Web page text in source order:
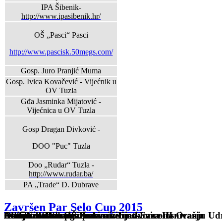
IPA Šibenik-
http://www.ipasibenik.hr/
OŠ „Pasci“ Pasci
http://www.pascisk.50megs.com/
Gosp. Juro Pranjić Muma
Gosp. Ivica Kovačević - Vijećnik u
OV Tuzla
Gđa Jasminka Mijatović -
Vijećnica u OV Tuzla
Gosp Dragan Divković -
DOO "Puc" Tuzla
Doo „Rudar“ Tuzla -
http://www.rudar.ba/
PA „Trade“ D. Dubrave
Sveti Nikola u OŠ Pasci
Osnovana Udruga žena
Održan sastanak žena sa inicijativom o osnivanju
Autobuska stanica kakvu želimo-Faza III
Akcija asfaltiranja puta niz Ljeskovice na Orašju
Sveti Nikola u OŠ Pasci
Obilježen Dan penzionera
Autobuska stanica kakvu želimo-Faza II
Autobuska stanica kakvu želimo
Završen Par Selo Cup 2015